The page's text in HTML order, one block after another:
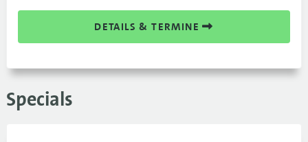
DETAILS & TERMINE
Specials